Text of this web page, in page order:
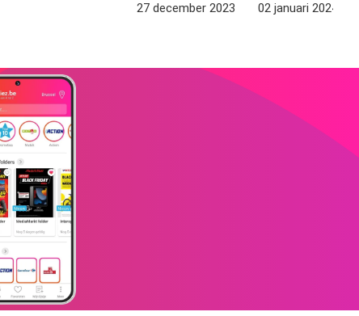
27 december 2023 02 januari 2024